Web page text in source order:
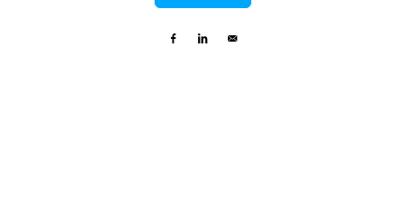
Delen op Facebook
Delen op LinkedIn
Versturen per e-mail